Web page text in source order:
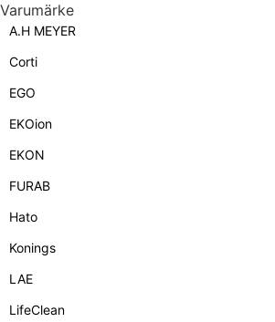
Varumärke
A.H MEYER
Corti
EGO
EKOion
EKON
FURAB
Hato
Konings
LAE
LifeClean